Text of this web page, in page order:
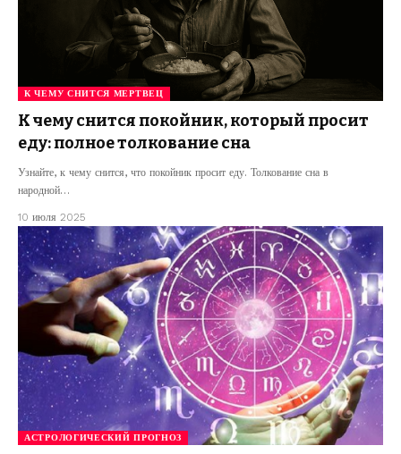
К ЧЕМУ СНИТСЯ МЕРТВЕЦ
К чему снится покойник, который просит
еду: полное толкование сна
Узнайте, к чему снится, что покойник просит еду. Толкование сна в
народной…
10 июля 2025
АСТРОЛОГИЧЕСКИЙ ПРОГНОЗ